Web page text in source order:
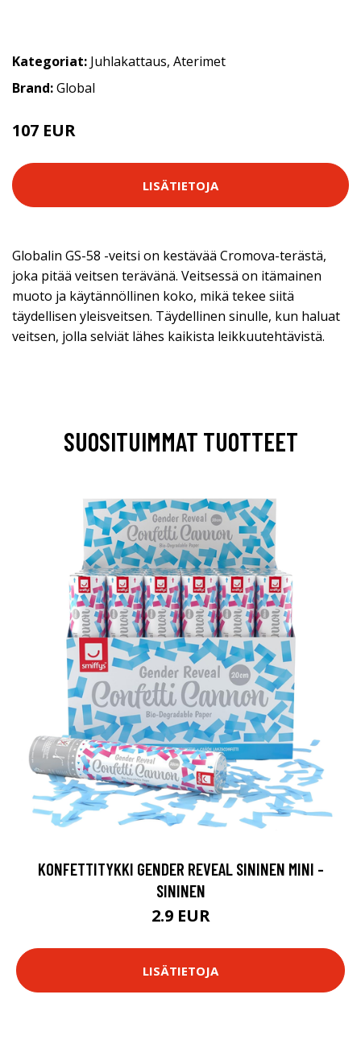
Kategoriat: Juhlakattaus, Aterimet
Brand:Global
107 EUR
LISÄTIETOJA
Globalin GS-58 -veitsi on kestävää Cromova-terästä,
joka pitää veitsen terävänä. Veitsessä on itämainen
muoto ja käytännöllinen koko, mikä tekee siitä
täydellisen yleisveitsen. Täydellinen sinulle, kun haluat
veitsen, jolla selviät lähes kaikista leikkuutehtävistä.
SUOSITUIMMAT TUOTTEET
KONFETTITYKKI GENDER REVEAL SININEN MINI -
SININEN
2.9 EUR
LISÄTIETOJA